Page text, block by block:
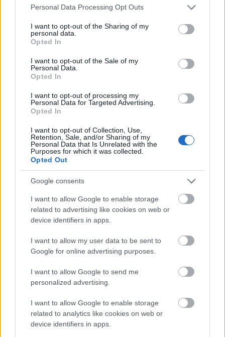
Please note that this website/app uses one or more Google
not limited to your visit or usage behaviour. You may click to
grant or deny consent to Google and its third-party tags to
use your data for below specified purposes in below Google
consent section.
Personal Data Processing Opt Outs
I want to opt-out of the Sharing of my
personal data.
Opted In
I want to opt-out of the Sale of my
Personal Data.
Opted In
I want to opt-out of processing my
Personal Data for Targeted Advertising.
Opted In
I want to opt-out of Collection, Use,
Retention, Sale, and/or Sharing of my
Personal Data that Is Unrelated with the
Purposes for which it was collected.
Opted Out
Google consents
I want to allow Google to enable storage
related to advertising like cookies on web or
device identifiers in apps.
I want to allow my user data to be sent to
Google for online advertising purposes.
I want to allow Google to send me
personalized advertising.
I want to allow Google to enable storage
related to analytics like cookies on web or
device identifiers in apps.
BKK KM Építő Kft. Főmterv Mérnöki Tervező Zrt.
Látványos építési szakasz indult be a Flórián téri
felüljárón
A tartós nyári hőség jelentős kihívás elé állítja a KM Építőt,
ennek ellenére folyamatosan halad az aszfaltozás.
Paks II.: Mit jelent az 5. blokk új
árnyékában?
Elkészült a Liszt Ferenc repülőtér
közelében lévő logisztikai bázis út- és
közműhálózatának fejlesztése